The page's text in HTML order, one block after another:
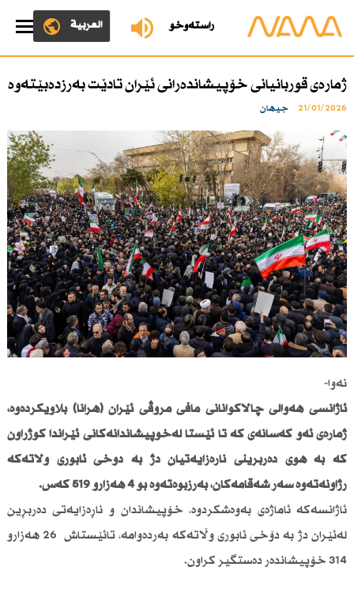
ڕاستەوخۆ العربية
ژمارەی قوربانیانی خۆپیشاندەرانی ئێران تادێت بەرزدەبێتەوە
21/01/2026 جیهان
نەوا-
ئاژانسی هەواڵی چالاكوانانی مافی مرۆڤی ئێران (هرانا) بڵاویكردەوە،
ژمارەی ئەو كەسانەی كە تا ئێستا لەخۆپیشاندانەكانی ئێراندا كوژراون
كە بە هۆی دەربڕینی ناڕەزایەتیان دژ بە دۆخی ئابوری وڵاتەكە
رژاونەتەوە سەر شەقامەكان، بەرزبوەتەوە بۆ 4 هەزارو 519 كەس.
ئاژانسەكە ئاماژەی بەوەشكردوە، خۆپیشاندان و ناڕەزایەتی دەربڕین
لەئێران دژ بە دۆخی ئابوری وڵاتەكە بەردەوامە، تائێستاش 26 هەزارو
314 خۆپیشاندەر دەستگیر كراون.